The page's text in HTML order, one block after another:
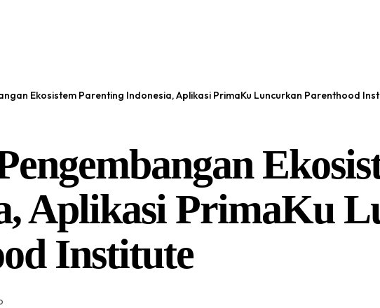
Ekosistem Parenting Indonesia, Aplikasi PrimaKu Luncurkan Parenthood
Aplikasi PrimaKu
Institute